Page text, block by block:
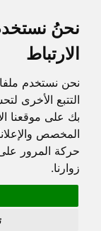
نحنُ
الارتباط
نحن نستخدم
التتبع الأخرى
بك على موقعنا
المخصص
حركة المرور
زوارنا.
جميع الحقوق